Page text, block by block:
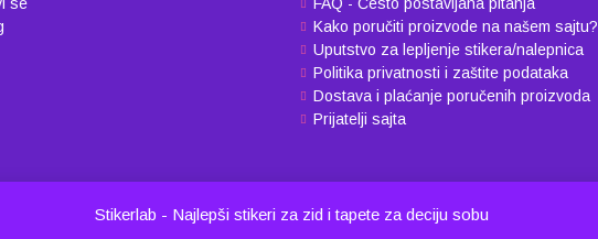
Kako poručiti proizvode na našem sajtu?
Uputstvo za lepljenje stikera/nalepnica
Politika privatnosti i zaštite podataka
Dostava i plaćanje poručenih proizvoda
Prijatelji sajta
Stikerlab - Najlepši stikeri za zid i tapete za deciju sobu